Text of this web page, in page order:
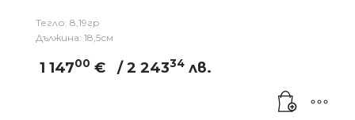
Тегло: 8,19гр
Дължина: 18,5см
1 14700 € / 2 24334 лв.